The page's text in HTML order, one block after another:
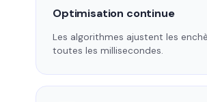
Optimisation continue
Les algorithmes ajustent les
toutes les millisecondes.